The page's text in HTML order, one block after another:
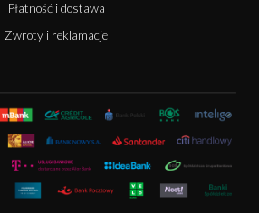
Płatność i dostawa
Zwroty i reklamacje